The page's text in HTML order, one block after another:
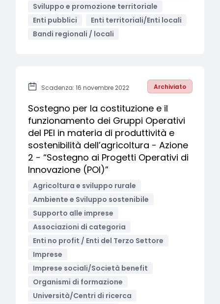
Sviluppo e promozione territoriale
Enti pubblici
Enti territoriali/Enti locali
Bandi regionali / locali
Scadenza: 16 novembre 2022 Archiviato
Sostegno per la costituzione e il
funzionamento dei Gruppi Operativi
del PEI in materia di produttività e
sostenibilità dell’agricoltura - Azione
2 - “Sostegno ai Progetti Operativi di
Innovazione (POI)”
Agricoltura e sviluppo rurale
Ambiente e Sviluppo sostenibile
Supporto alle imprese
Associazioni di categoria
Enti no profit / Enti del Terzo Settore
Imprese
Imprese sociali/Società benefit
Organismi di formazione
Università/Centri di ricerca